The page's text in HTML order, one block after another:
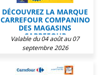
DÉCOUVREZ LA MARQUE
CARREFOUR COMPANINO
DES MAGASINS
CARREFOUR
Valable du 04 août au 07
septembre 2026